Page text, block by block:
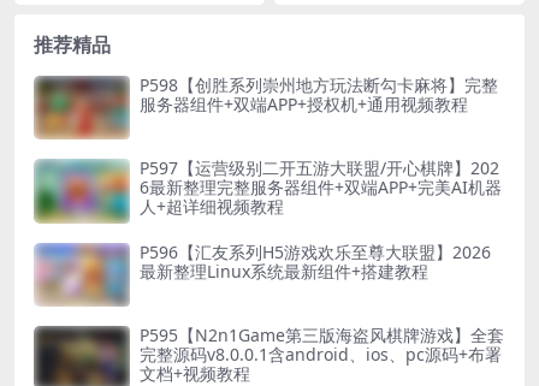
推荐精品
P598【创胜系列崇州地方玩法断勾卡麻将】完整
服务器组件+双端APP+授权机+通用视频教程
P597【运营级别二开五游大联盟/开心棋牌】202
6最新整理完整服务器组件+双端APP+完美AI机器
人+超详细视频教程
P596【汇友系列H5游戏欢乐至尊大联盟】2026
最新整理Linux系统最新组件+搭建教程
P595【N2n1Game第三版海盗风棋牌游戏】全套
完整源码v8.0.0.1含android、ios、pc源码+布署
文档+视频教程